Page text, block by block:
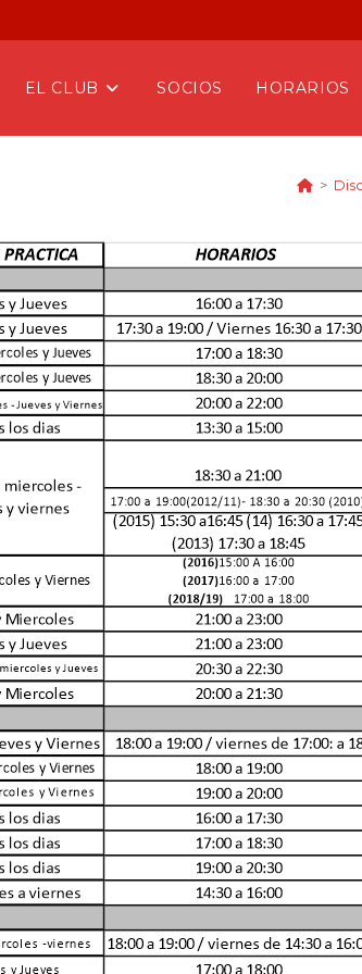
EL CLUB SOCIOS HORARIOS
>